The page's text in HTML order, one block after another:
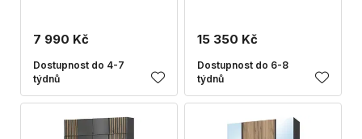
7 990 Kč
Dostupnost do 4-7
týdnů
15 350 Kč
Dostupnost do 6-8
týdnů